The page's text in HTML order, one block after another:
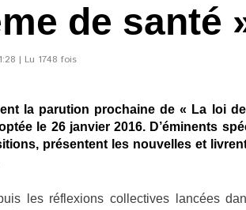
de santé
| Lu 1748 fois
la parution prochaine de « La loi
le 26 janvier 2016. D’éminents
présentent les nouvelles et
les réflexions collectives lancées